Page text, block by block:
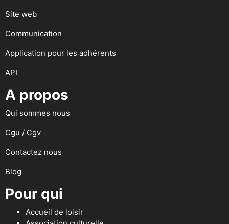
Site web
Communication
Application pour les adhérents
API
A propos
Qui sommes nous
Cgu / Cgv
Contactez nous
Blog
Pour qui
Accueil de loisir